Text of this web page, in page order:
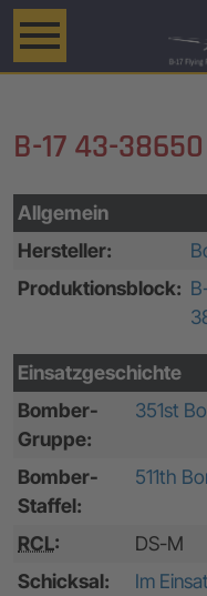
B-17 43-38650
Allgemein
Hersteller:
Produktionsblock:
Einsatzgeschichte
Bomber-
Gruppe:
351st
Bomber-
Staffel:
511th
RCL:
DS-M
Schicksal:
Im